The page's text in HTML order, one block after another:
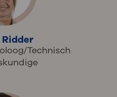
Ridder
Technisch